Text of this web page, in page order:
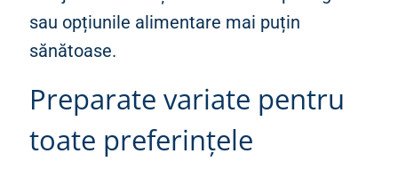
sau opțiunile alimentare mai puțin
sănătoase.
Preparate variate pentru
toate preferințele